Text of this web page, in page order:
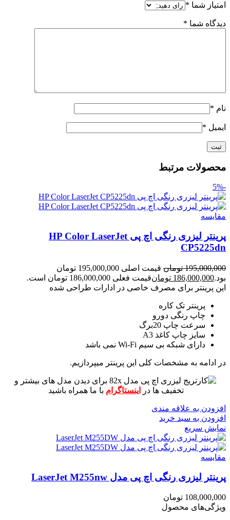
امتیاز شما *
دیدگاه شما *
نام *
ایمیل *
محصولات مرتبط
-5%
مقايسه
پرینتر لیزری رنگی اچ پی HP Color LaserJet
CP5225dn
195,000,000 تومان
قیمت اصلی 195,000,000 تومان
بود.186,000,000 تومانقیمت فعلی 186,000,000 تومان است.
این پرینتر برای مصرف خاصی در ادارات طراحی شده
پرینتر تک کاره
چاپ رنگی دورو
سرعت چاپ 20برگ
سایز چاپ کاغذ A3
دارای شبکه بی سیم Wi-Fi نمی باشد
در ادامه به مشخصات کلی این پرینتر میپردازیم.
برای دیدن مدل های بیشتر و
تخفیف ها در
اینستاگرام با ما همراه باشید
افزودن به علاقه مندی
افزودن به سبد خرید
نمایش سریع
مقايسه
پرینتر لیزری رنگی اچ پی مدل LaserJet M255nw
108,000,000 تومان
ویژگی‌های محصول